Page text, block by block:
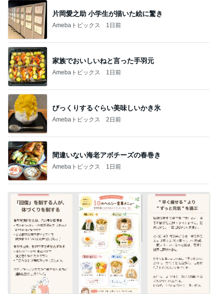
片岡愛之助 小学生が描いた絵に驚き
Amebaトピックス 1日前
家族でおいしいねと言った手羽元
Amebaトピックス 1日前
びっくりするぐらい美味しいかき氷
Amebaトピックス 2日前
間違いない海老アボチーズの春巻き
Amebaトピックス 1日前